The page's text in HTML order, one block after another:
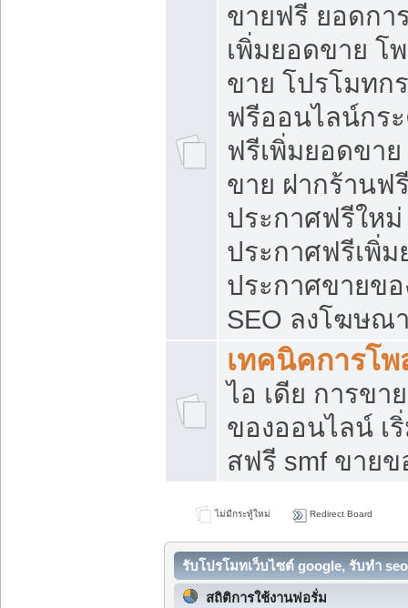
ขายฟรี ยอดกา
เพิ่มยอดขาย โ
ขาย โปรโมทก
ฟรีออนไลน์กร
ฟรีเพิ่มยอดขา
ขาย ฝากร้านฟ
ประกาศฟรีใหม่
ประกาศฟรีเพิ่
ประกาศขายข
SEO ลงโฆษณ
เทคนิคการโ
ไอ เดีย การขา
ของออนไลน์ เ
สฟรี smf ขาย
ไม่มีกระทู้ใหม่ Redirect Board
รับโปรโมทเว็บไซต์ google, รับทำ
สถิติการใช้งานฟอรั่ม